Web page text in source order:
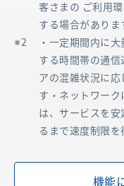
客さまの ご利用
する場合がありま
・一定期間内に
する時間帯の通
アの混雑状況に
す・ネットワー
は、サービスを
るまで速度制限
機能